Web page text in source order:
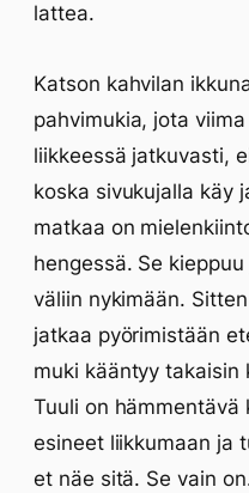
lattea.
Katson kahvilan
pahvimukia, jota
liikkeessä jatkuvasti,
koska sivukujalla käy
matkaa on
hengessä. Se
väliin nykimään.
jatkaa pyörimistään
muki kääntyy takaisin
Tuuli on
esineet liikkumaan ja
et näe sitä. Se vain